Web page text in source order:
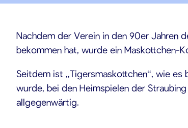
Nachdem der Verein in den 90er Jahren
bekommen hat, wurde ein Maskottchen-
Seitdem ist „Tigersmaskottchen“, wie
wurde, bei den Heimspielen der
allgegenwärtig.